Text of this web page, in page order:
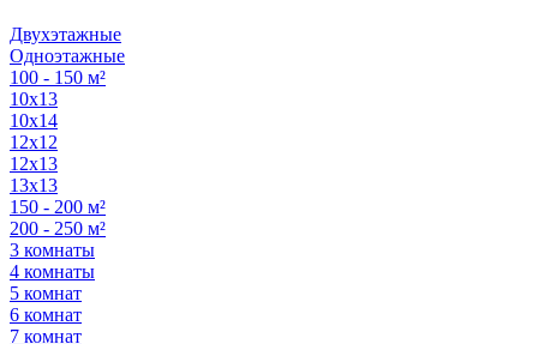
Двухэтажные
Одноэтажные
100 - 150 м²
10х13
10х14
12х12
12х13
13х13
150 - 200 м²
200 - 250 м²
3 комнаты
4 комнаты
5 комнат
6 комнат
7 комнат